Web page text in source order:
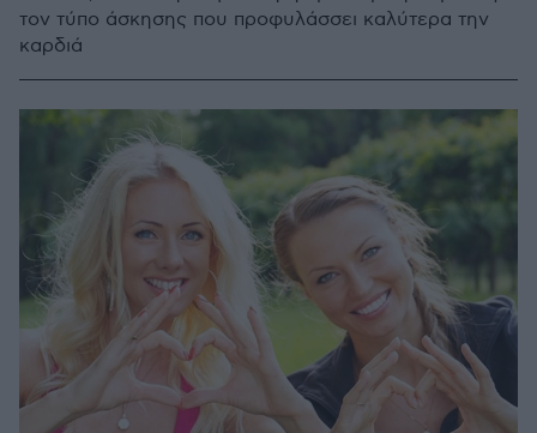
τον τύπο άσκησης που προφυλάσσει καλύτερα την
καρδιά